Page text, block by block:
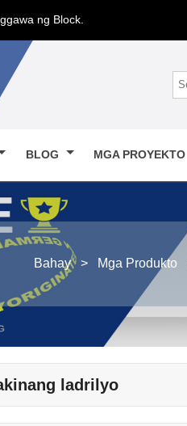
ng Block.
BLOG MGA PROYEKTO
Bahay > Mga Produkto
ladrilyo